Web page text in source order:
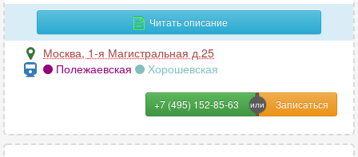
Читать описание
Москва, 1-я Магистральная д.25
Полежаевская
Хорошевская
+7 (495) 152-85-63